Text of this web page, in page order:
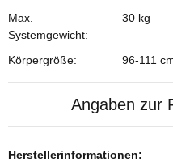
Max.
Systemgewicht:
30 kg
Körpergröße: 96-111
Angaben zur
Herstellerinformationen: